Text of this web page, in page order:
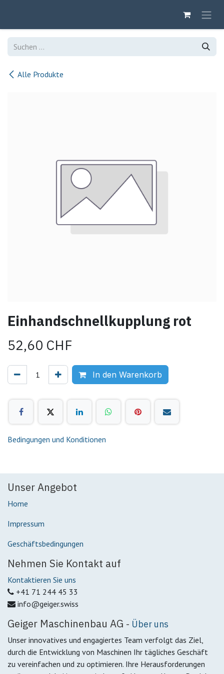
Alle Produkte
Einhandschnellkupplung rot
52,60 CHF
In den Warenkorb
Bedingungen und Konditionen
Unser Angebot
Home
Impressum
Geschäftsbedingungen
Nehmen Sie Kontakt auf
Kontaktieren Sie uns
+41 71 244 45 33
info@geiger.swiss
Geiger Maschinenbau AG - Über uns
Unser innovatives und engagiertes Team verfolgt das Ziel,
durch die Entwicklung von Maschinen Ihr tägliches Geschäft
zu vereinfachen und zu optimieren. Ihre Herausforderungen